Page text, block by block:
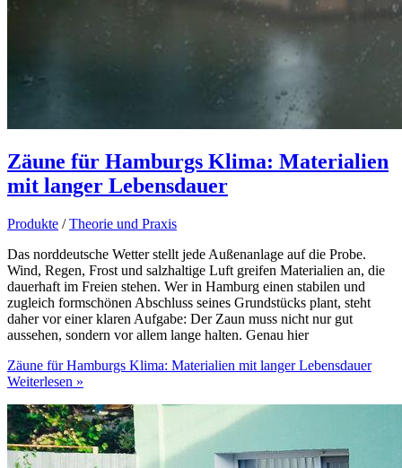
Zäune für Hamburgs Klima: Materialien
mit langer Lebensdauer
Produkte /Theorie und Praxis
Das norddeutsche Wetter stellt jede Außenanlage auf die Probe.
Wind, Regen, Frost und salzhaltige Luft greifen Materialien an, die
dauerhaft im Freien stehen. Wer in Hamburg einen stabilen und
zugleich formschönen Abschluss seines Grundstücks plant, steht
daher vor einer klaren Aufgabe: Der Zaun muss nicht nur gut
aussehen, sondern vor allem lange halten. Genau hier
Zäune für Hamburgs Klima: Materialien mit langer Lebensdauer
Weiterlesen »